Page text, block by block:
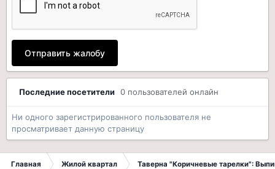
Отправить жалобу
Последние посетители 0 пользователей онлайн
Ни одного зарегистрированного пользователя не
просматривает данную страницу
Главная Жилой квартал Таверна "Коричневые тарелки":